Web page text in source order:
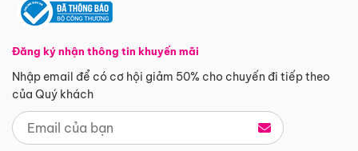
Đăng ký nhận thông tin khuyến mãi
Nhập email để có cơ hội giảm 50% cho chuyến đi tiếp theo
của Quý khách